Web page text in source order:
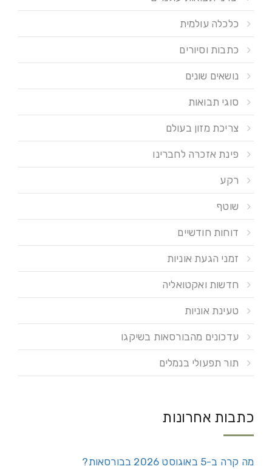
כלכלה עולמית
כתבות וסיורים
נושאים שונים
סוגי תבואות
צריכת מזון בעולם
פינת אזכרה לחברינו
רקע
שוטף
דוחות חודשיים
זמני הגעת אוניות
חדשות ואקטואליה
טעינת אוניות
עדכונים מהבורסאות בשיקגו
תור תפעולי בנמלים
כתבות אחרונות
מה קרה ב-5 באוגוסט 2026 בבורסאות?